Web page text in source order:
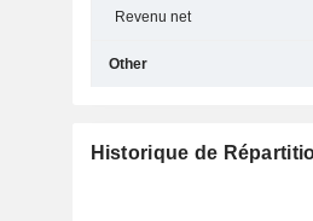
Revenu net
Other
Historique de